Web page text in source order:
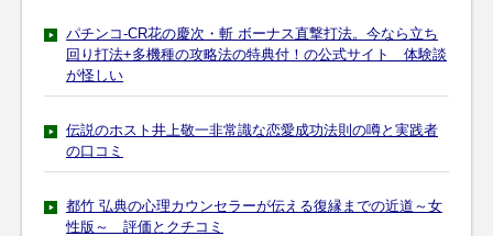
パチンコ-CR花の慶次・斬 ボーナス直撃打法。今なら立ち
回り打法+多機種の攻略法の特典付！の公式サイト 体験談
が怪しい
伝説のホスト井上敬一非常識な恋愛成功法則の噂と実践者
の口コミ
都竹 弘典の心理カウンセラーが伝える復縁までの近道～女
性版～ 評価とクチコミ